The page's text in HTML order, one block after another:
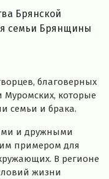
Брянской
семьи Брянщины
благоверных
которые
семьи и брака.
и дружными
примером для
В регионе
жизни